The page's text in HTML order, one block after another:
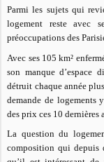
Parmi les sujets qui
logement reste avec
préoccupations des
Avec ses 105 km²
son manque d’espace
détruit chaque année
demande de logements
des prix ces 10 dernières
La question du
composition qui depuis